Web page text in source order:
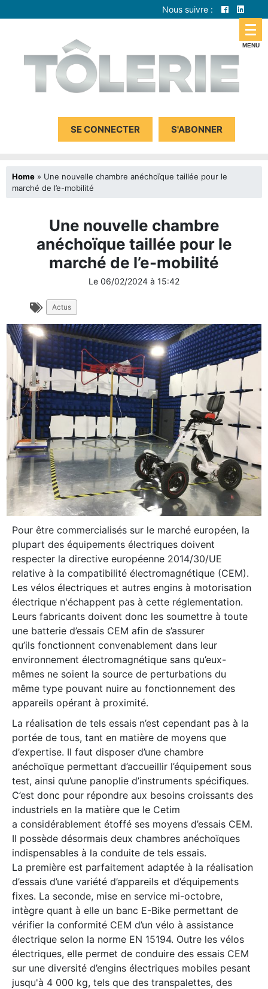
Nous suivre :
SE CONNECTER S'ABONNER
Home » Une nouvelle chambre anéchoïque taillée pour le
marché de l’e-mobilité
Une nouvelle chambre
anéchoïque taillée pour le
marché de l’e-mobilité
Le 06/02/2024 à 15:42
Actus
Pour être commercialisés sur le marché européen, la
plupart des équipements électriques doivent
respecter la directive européenne 2014/30/UE
relative à la compatibilité électromagnétique (CEM).
Les vélos électriques et autres engins à motorisation
électrique n'échappent pas à cette réglementation.
Leurs fabricants doivent donc les soumettre à toute
une batterie d’essais CEM afin de s’assurer
qu’ils fonctionnent convenablement dans leur
environnement électromagnétique sans qu’eux-
mêmes ne soient la source de perturbations du
même type pouvant nuire au fonctionnement des
appareils opérant à proximité.
La réalisation de tels essais n’est cependant pas à la
portée de tous, tant en matière de moyens que
d’expertise. Il faut disposer d’une chambre
anéchoïque permettant d’accueillir l’équipement sous
test, ainsi qu’une panoplie d’instruments spécifiques.
C’est donc pour répondre aux besoins croissants des
industriels en la matière que le Cetim
a considérablement étoffé ses moyens d’essais CEM.
Il possède désormais deux chambres anéchoïques
indispensables à la conduite de tels essais.
La première est parfaitement adaptée à la réalisation
d’essais d’une variété d’appareils et d’équipements
fixes. La seconde, mise en service mi-octobre,
intègre quant à elle un banc E-Bike permettant de
vérifier la conformité CEM d’un vélo à assistance
électrique selon la norme EN 15194. Outre les vélos
électriques, elle permet de conduire des essais CEM
sur une diversité d’engins électriques mobiles pesant
jusqu'à 4 000 kg, tels que des transpalettes, des